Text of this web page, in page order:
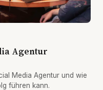
Agentur
Media Agentur und wie
führen kann.